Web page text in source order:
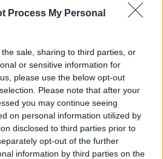
Process My Personal
sale, sharing to third parties, or
or sensitive information for
please use the below opt-out
Please note that after your
you may continue seeing
on personal information utilized by
disclosed to third parties prior to
opt-out of the further
information by third parties on the
ο Real 97.8 με τον
στο τέλος της
ζώνης